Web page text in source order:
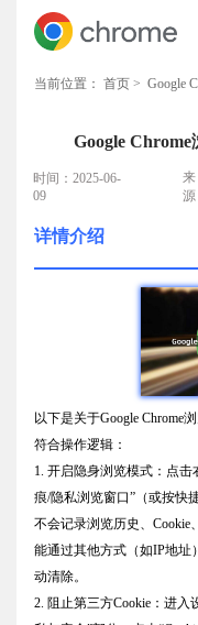
当前位置： 首页 > Google
Google
时间：2025-06-
09
来
源
详情介绍
以下是关于Google Chrome
符合操作逻辑：
1. 开启隐身浏览模式：点
痕/隐私浏览窗口”（或按快
不会记录浏览历史、
能通过其他方式（如IP地址
动清除。
2. 阻止第三方Cookie：进